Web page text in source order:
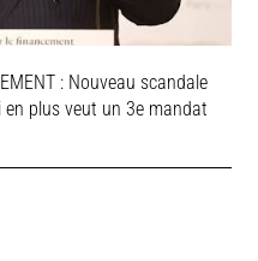
: Nouveau scandale
en plus veut un 3e mandat